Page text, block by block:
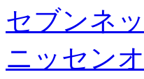
セブンネ
ニッセン